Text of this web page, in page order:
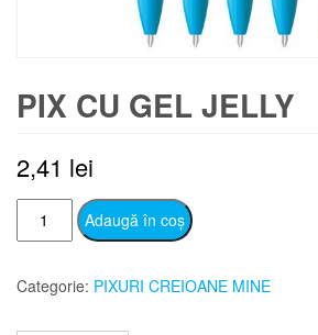
PIX CU GEL JELLY
2,41 lei
Cantitate
PIX
GEL
Adaugă în coș
Categorie: PIXURI CREIOANE MINE